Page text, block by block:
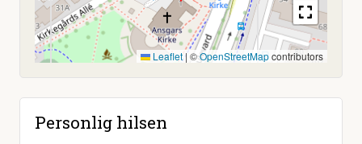
Leaflet|©OpenStreetMapcontributors
Personlig hilsen